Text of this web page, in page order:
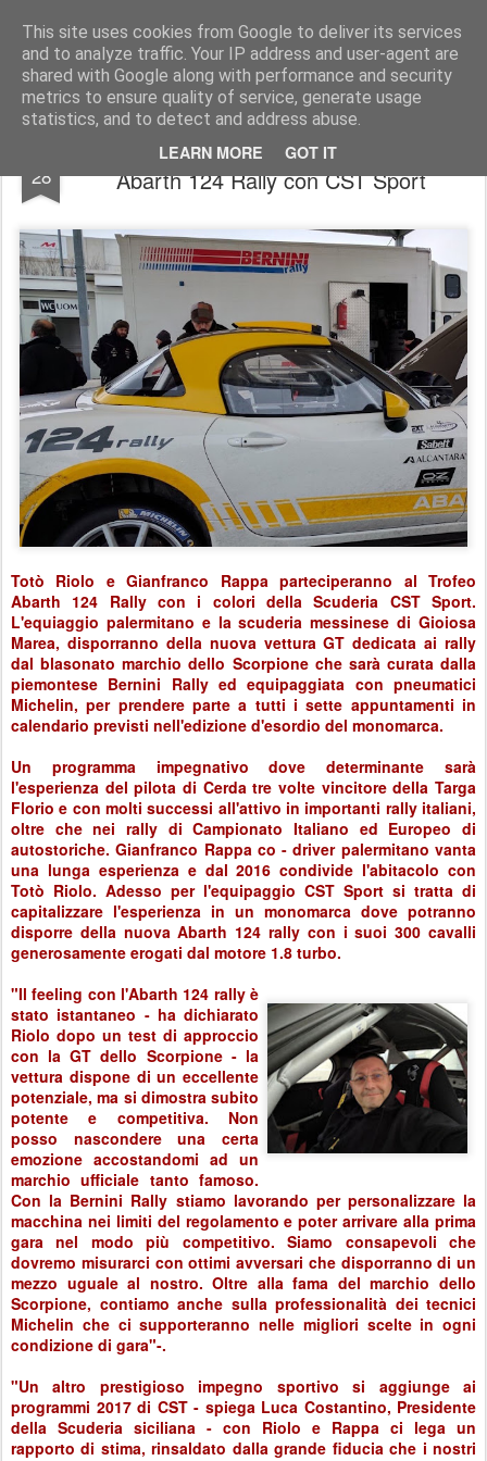
This site uses cookies from Google to deliver its services
and to analyze traffic. Your IP address and user-agent are
shared with Google along with performance and security
metrics to ensure quality of service, generate usage
statistics, and to detect and address abuse.
LEARN MORE GOT IT
AutoMotoCorse. Motorsport Random News 280912
28
Totò Riolo e Gianfranco Rappa nel Trofeo
Abarth 124 Rally con CST Sport
Totò Riolo e Gianfranco Rappa parteciperanno al Trofeo
Abarth 124 Rally con i colori della Scuderia CST Sport.
L'equiaggio palermitano e la scuderia messinese di Gioiosa
Marea, disporranno della nuova vettura GT dedicata ai rally
dal blasonato marchio dello Scorpione che sarà curata dalla
piemontese Bernini Rally ed equipaggiata con pneumatici
Michelin, per prendere parte a tutti i sette appuntamenti in
calendario previsti nell'edizione d'esordio del monomarca.
Un programma impegnativo dove determinante sarà
l'esperienza del pilota di Cerda tre volte vincitore della Targa
Florio e con molti successi all'attivo in importanti rally italiani,
oltre che nei rally di Campionato Italiano ed Europeo di
autostoriche. Gianfranco Rappa co - driver palermitano vanta
una lunga esperienza e dal 2016 condivide l'abitacolo con
Totò Riolo. Adesso per l'equipaggio CST Sport si tratta di
capitalizzare l'esperienza in un monomarca dove potranno
disporre della nuova Abarth 124 rally con i suoi 300 cavalli
generosamente erogati dal motore 1.8 turbo.
"Il feeling con l'Abarth 124 rally è
stato istantaneo - ha dichiarato
Riolo dopo un test di approccio
con la GT dello Scorpione - la
vettura dispone di un eccellente
potenziale, ma si dimostra subito
potente e competitiva. Non
posso nascondere una certa
emozione accostandomi ad un
marchio ufficiale tanto famoso.
Con la Bernini Rally stiamo lavorando per personalizzare la
macchina nei limiti del regolamento e poter arrivare alla prima
gara nel modo più competitivo. Siamo consapevoli che
dovremo misurarci con ottimi avversari che disporranno di un
mezzo uguale al nostro. Oltre alla fama del marchio dello
Scorpione, contiamo anche sulla professionalità dei tecnici
Michelin che ci supporteranno nelle migliori scelte in ogni
condizione di gara"-.
"Un altro prestigioso impegno sportivo si aggiunge ai
programmi 2017 di CST - spiega Luca Costantino, Presidente
della Scuderia siciliana - con Riolo e Rappa ci lega un
rapporto di stima, rinsaldato dalla grande fiducia che i nostri